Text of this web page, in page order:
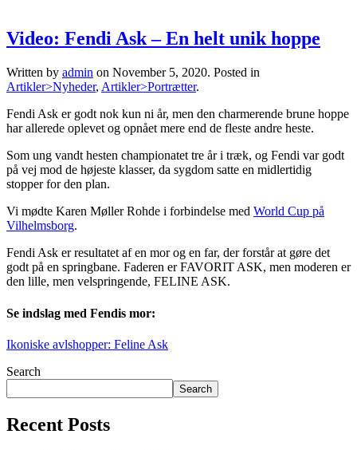
Video: Fendi Ask – En helt unik hoppe
Written by admin on November 5, 2020. Posted in
Artikler>Nyheder, Artikler>Portrætter.
Fendi Ask er godt nok kun ni år, men den charmerende brune hoppe
har allerede oplevet og opnået mere end de fleste andre heste.
Som ung vandt hesten championatet tre år i træk, og Fendi var godt
på vej mod de højeste klasser, da sygdom satte en midlertidig
stopper for den plan.
Vi mødte Karen Møller Rohde i forbindelse med World Cup på
Vilhelmsborg.
Fendi Ask er resultatet af en mor og en far, der forstår at gøre det
godt på en springbane. Faderen er FAVORIT ASK, men moderen er
den lille, men velspringende, FELINE ASK.
Se indslag med Fendis mor:
Ikoniske avlshopper: Feline Ask
Search
Search
Recent Posts